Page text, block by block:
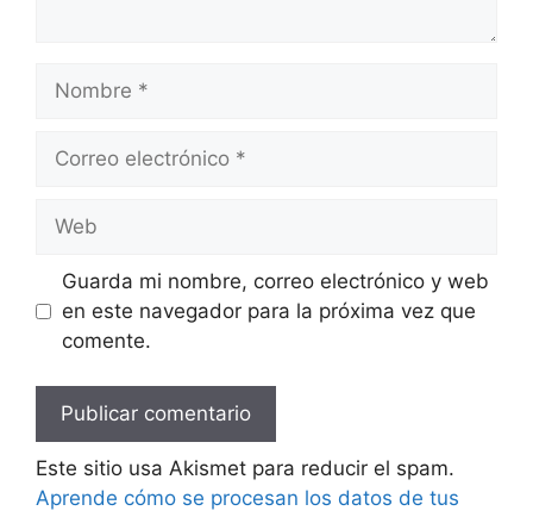
electrónico
Guarda mi nombre, correo electrónico y web
en este navegador para la próxima vez que
comente.
Este sitio usa Akismet para reducir el spam.
Aprende cómo se procesan los datos de tus